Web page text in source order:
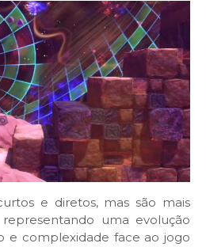
e diretos, mas são mais
uma evolução
e complexidade face ao jogo